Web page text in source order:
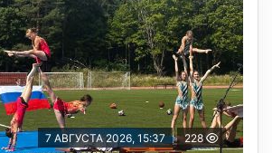
7 АВГУСТА 2026, 15:37 228